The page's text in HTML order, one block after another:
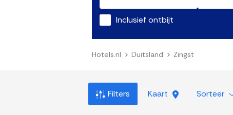
Inclusief ontbijt
Hotels.nl Duitsland Zingst
Filters Kaart Sorteer